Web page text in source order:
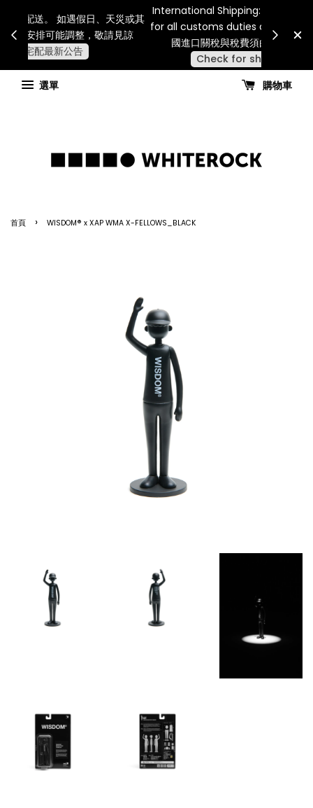
連假期間宅配服務將暫停配送。 如遇假日、天災或其
他不可抗力因素，出貨安排可能調整，敬請見諒
查看國內宅配最新公告
for all
國
選單
購物車
首頁 › WISDOM® x XAP WMA X-FELLOWS_BLACK